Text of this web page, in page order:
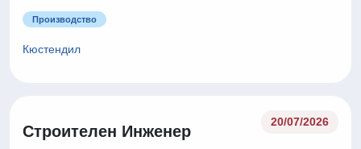
Производство
Кюстендил
Строителен Инженер
20/07/2026